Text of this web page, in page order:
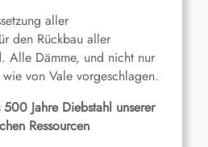
aller
den Rückbau aller
Alle Dämme, und nicht nur
von Vale vorgeschlagen.
Jahre Diebstahl unserer
Ressourcen